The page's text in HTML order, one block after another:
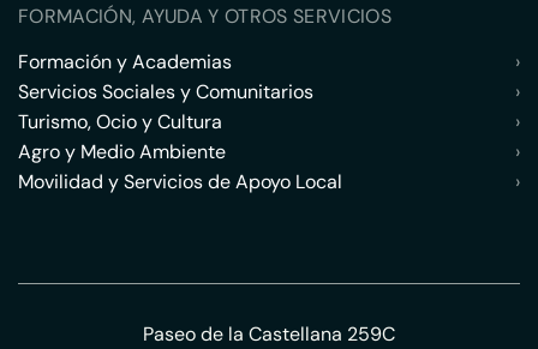
FORMACIÓN, AYUDA Y OTROS SERVICIOS
Formación y Academias
›
Servicios Sociales y Comunitarios
›
Turismo, Ocio y Cultura
›
Agro y Medio Ambiente
›
Movilidad y Servicios de Apoyo Local
›
Paseo de la Castellana 259C